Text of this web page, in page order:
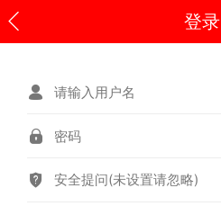
登录
安全提问(未设置请忽略)